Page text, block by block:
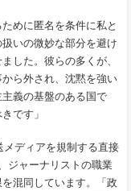
めに匿名を条件に私と
いの微妙な部分を避け
した。彼らの多くが、
ら外され、沈黙を強い
義の基盤のある国で
です」
ディアを規制する直接
ジャーナリストの職業
混同しています。「政